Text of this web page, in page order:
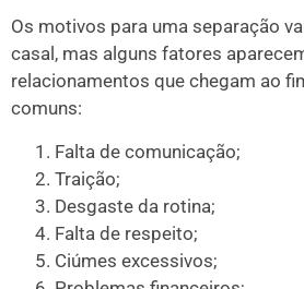
Os motivos para uma separação
casal, mas alguns fatores
relacionamentos que chegam ao
comuns:
Falta de comunicação;
Traição;
Desgaste da rotina;
Falta de respeito;
Ciúmes excessivos;